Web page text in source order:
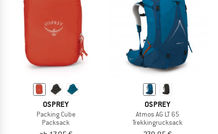
OSPREY
Packing Cube
Packsack
OSPREY
Atmos AG LT 65
Trekkingrucksack